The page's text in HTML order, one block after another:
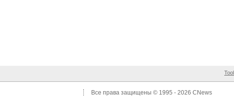
Все права защищены © 1995 - 2026 CNews